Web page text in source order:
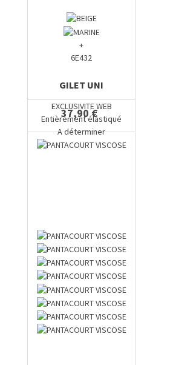
+
6E432
GILET UNI
37,90 €
EXCLUSIVITE WEB
Entièrement élastiqué
A déterminer